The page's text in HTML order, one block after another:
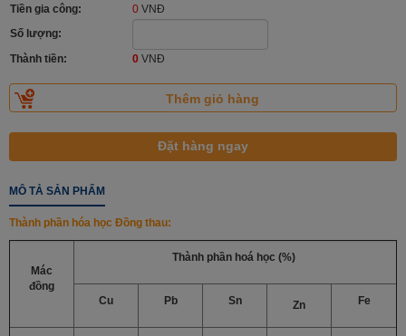
Tiền gia công:
0 VNĐ
Số lượng:
Thành tiền:
0 VNĐ
MÔ TẢ SẢN PHẨM
Thành phần hóa học Đồng thau:
Mác
đồng
Thành phần hoá học (%)
Cu Pb Sn Zn Fe